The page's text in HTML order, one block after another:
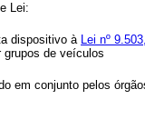
Lei:
dispositivo à Lei nº
grupos de veículos
em conjunto pelos